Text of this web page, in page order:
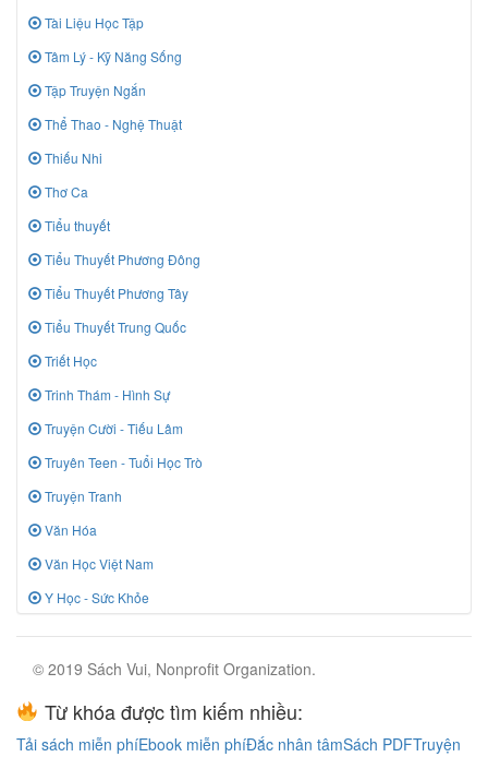
Tài Liệu Học Tập
Tâm Lý - Kỹ Năng Sống
Tập Truyện Ngắn
Thể Thao - Nghệ Thuật
Thiếu Nhi
Thơ Ca
Tiểu thuyết
Tiểu Thuyết Phương Đông
Tiểu Thuyết Phương Tây
Tiểu Thuyết Trung Quốc
Triết Học
Trinh Thám - Hình Sự
Truyện Cười - Tiếu Lâm
Truyên Teen - Tuổi Học Trò
Truyện Tranh
Văn Hóa
Văn Học Việt Nam
Y Học - Sức Khỏe
© 2019 Sách Vui, Nonprofit Organization.
Từ khóa được tìm kiếm nhiều:
Tải sách miễn phíEbook miễn phíĐắc nhân tâmSách PDFTruyện